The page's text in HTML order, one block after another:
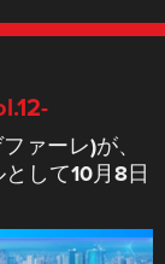
ァーレ)が、
して10月8日